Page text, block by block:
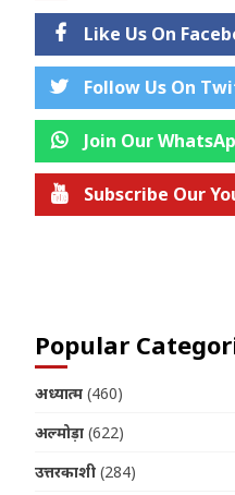
Like Us On
Follow Us On
Join Our
Subscribe Our
Popular
अध्यात्म (460)
अल्मोड़ा (622)
उत्तरकाशी (284)